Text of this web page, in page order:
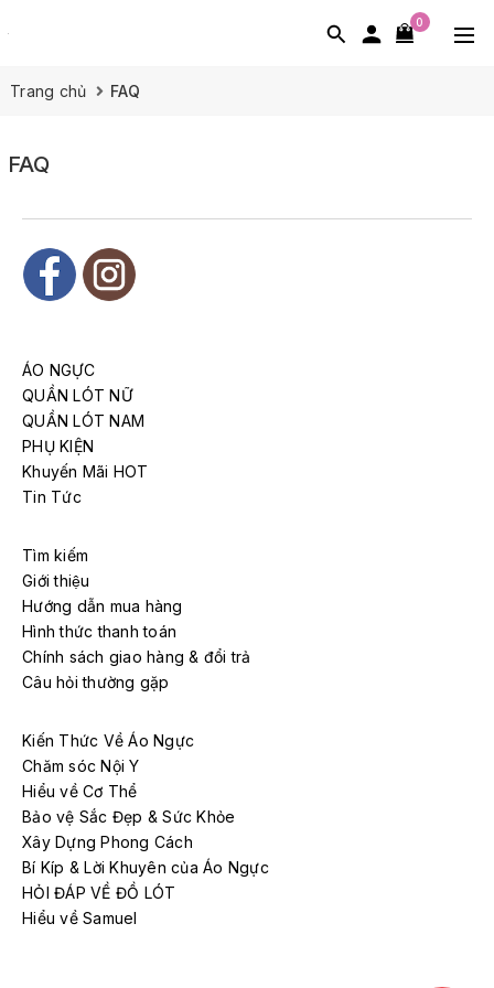
0
Trang chủ FAQ
FAQ
ÁO NGỰC
QUẦN LÓT NỮ
QUẦN LÓT NAM
PHỤ KIỆN
Khuyến Mãi HOT
Tin Tức
Tìm kiếm
Giới thiệu
Hướng dẫn mua hàng
Hình thức thanh toán
Chính sách giao hàng & đổi trả
Câu hỏi thường gặp
Kiến Thức Về Áo Ngực
Chăm sóc Nội Y
Hiểu về Cơ Thể
Bảo vệ Sắc Đẹp & Sức Khỏe
Xây Dựng Phong Cách
Bí Kíp & Lời Khuyên của Áo Ngực
HỎI ĐÁP VỀ ĐỒ LÓT
Hiểu về Samuel